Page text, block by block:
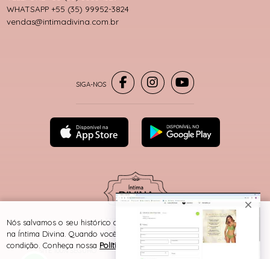
SITE 100% SEGURO PLATAFORMA B2B
WHATSAPP +55 (35) 99952-3824
vendas@intimadivina.com.br
® TODOS DIREITOS RESERVADOS
Nós salvamos o seu histórico de uso pra oferecer a melhor experiência
na Íntima Divina. Quando você navega no nosso site, aceita esta
condição. Conheça nossa Política de Cookies e Privacidade.